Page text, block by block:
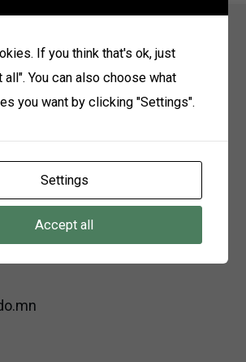
хот, Багануур дүүрэг, 3-р хороо,
Өөрийн байр
If you think that's ok, just
You can also choose what
you want by clicking "Settings".
Settings
Accept all